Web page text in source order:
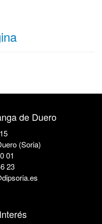
de Duero
(Soria)
01
23